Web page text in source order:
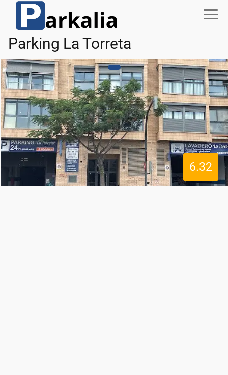
Parking La Torreta
6.32